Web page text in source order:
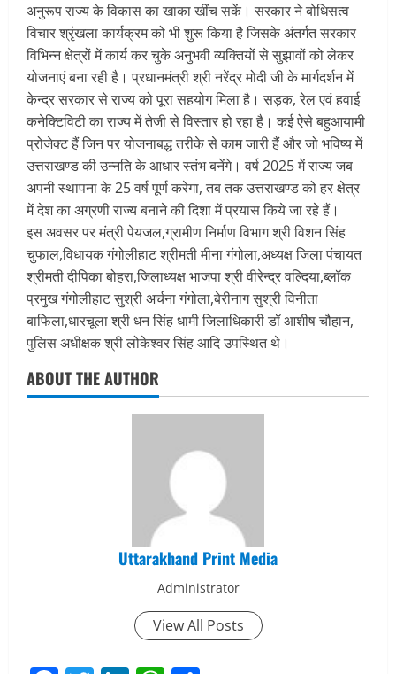
अनुरूप राज्य के विकास का खाका खींच सकें। सरकार ने बोधिसत्व
विचार श्रृंखला कार्यक्रम को भी शुरू किया है जिसके अंतर्गत सरकार
विभिन्न क्षेत्रों में कार्य कर चुके अनुभवी व्यक्तियों से सुझावों को लेकर
योजनाएं बना रही है। प्रधानमंत्री श्री नरेंद्र मोदी जी के मार्गदर्शन में
केन्द्र सरकार से राज्य को पूरा सहयोग मिला है। सड़क, रेल एवं हवाई
कनेक्टिविटी का राज्य में तेजी से विस्तार हो रहा है। कई ऐसे बहुआयामी
प्रोजेक्ट हैं जिन पर योजनाबद्ध तरीके से काम जारी हैं और जो भविष्य में
उत्तराखण्ड की उन्नति के आधार स्तंभ बनेंगे। वर्ष 2025 में राज्य जब
अपनी स्थापना के 25 वर्ष पूर्ण करेगा, तब तक उत्तराखण्ड को हर क्षेत्र
में देश का अग्रणी राज्य बनाने की दिशा में प्रयास किये जा रहे हैं।
इस अवसर पर मंत्री पेयजल,ग्रामीण निर्माण विभाग श्री विशन सिंह
चुफाल,विधायक गंगोलीहाट श्रीमती मीना गंगोला,अध्यक्ष जिला पंचायत
श्रीमती दीपिका बोहरा,जिलाध्यक्ष भाजपा श्री वीरेन्द्र वल्दिया,ब्लॉक
प्रमुख गंगोलीहाट सुश्री अर्चना गंगोला,बेरीनाग सुश्री विनीता
बाफिला,धारचूला श्री धन सिंह धामी जिलाधिकारी डॉ आशीष चौहान,
पुलिस अधीक्षक श्री लोकेश्वर सिंह आदि उपस्थित थे।
ABOUT THE AUTHOR
Uttarakhand Print Media
Administrator
View All Posts